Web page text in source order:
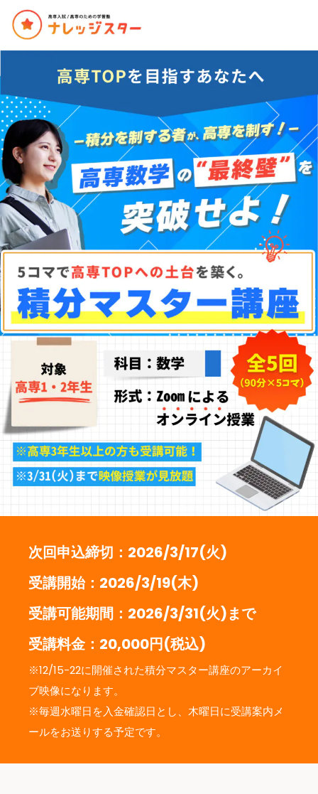
次回申込締切：2026/3/17(火)
受講開始：2026/3/19(木)
受講可能期間：2026/3/31(火)まで
受講料金：20,000円(税込)
※12/15-22に開催された積分マスター講座のアーカイ
ブ映像になります。
※毎週水曜日を入金確認日とし、木曜日に受講案内メ
ールをお送りする予定です。